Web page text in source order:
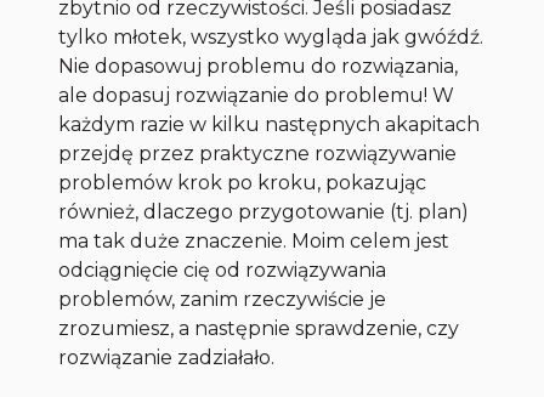
zbytnio od rzeczywistości. Jeśli posiadasz
tylko młotek, wszystko wygląda jak gwóźdź.
Nie dopasowuj problemu do rozwiązania,
ale dopasuj rozwiązanie do problemu! W
każdym razie w kilku następnych akapitach
przejdę przez praktyczne rozwiązywanie
problemów krok po kroku, pokazując
również, dlaczego przygotowanie (tj. plan)
ma tak duże znaczenie. Moim celem jest
odciągnięcie cię od rozwiązywania
problemów, zanim rzeczywiście je
zrozumiesz, a następnie sprawdzenie, czy
rozwiązanie zadziałało.